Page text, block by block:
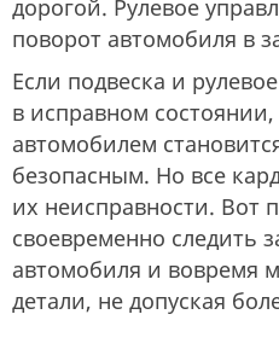
дорогой. Рулевое
поворот автомобиля в
Если подвеска и
в исправном
автомобилем
безопасным. Но все
их неисправности. Вот
своевременно следить
автомобиля и вовремя
детали, не допуская